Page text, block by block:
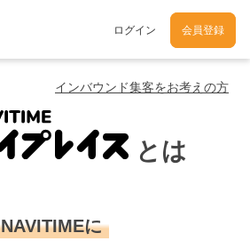
ログイン 会員登録
インバウンド集客をお考えの方
とは
NAVITIMEに